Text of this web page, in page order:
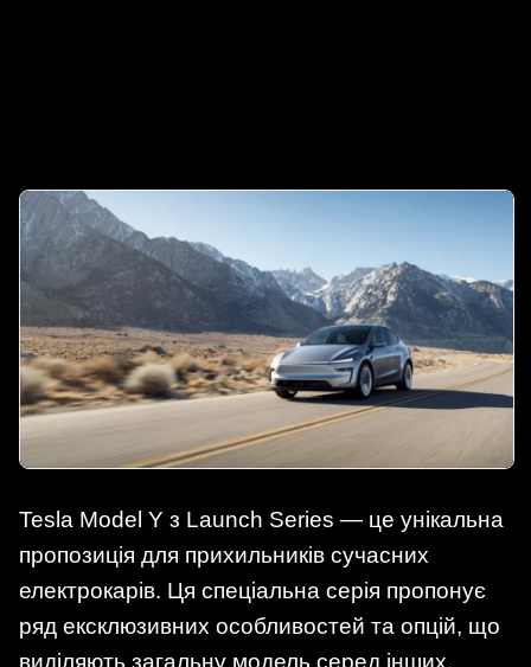
Tesla Model Y з Launch Series — це унікальна
пропозиція для прихильників сучасних
електрокарів. Ця спеціальна серія пропонує
ряд ексклюзивних особливостей та опцій, що
виділяють загальну модель серед інших.